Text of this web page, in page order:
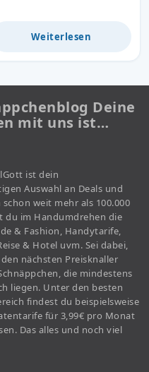
Weiterlesen
Deine
mit uns ist…
ist dein
Auswahl an Deals und
weit mehr als 100.000
du im Handumdrehen die
& Fashion, Handytarife,
& Hotel uvm. Sei dabei,
nächsten Preisknaller
die mindestens
liegen. Unter den besten
findest du beispielsweise
für 3,99€ pro Monat
Das alles und noch viel